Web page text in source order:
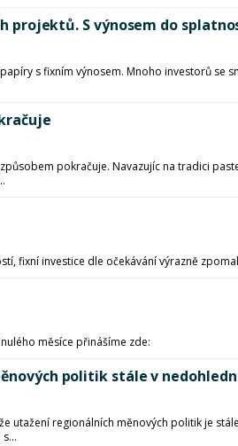
S výnosem do
s fixním výnosem. Mnoho investorů se
pokračuje. Navazujíc na tradici
fixní investice dle očekávání výrazně
měsíce přinášíme zde:
politik stále v
utažení regionálních měnových politik je